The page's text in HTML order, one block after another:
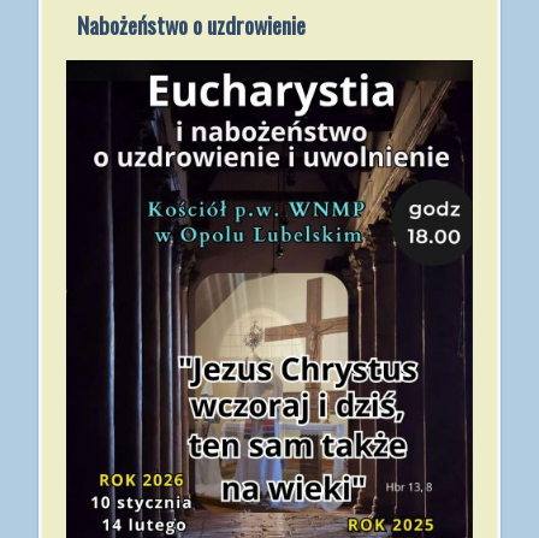
Nabożeństwo o uzdrowienie